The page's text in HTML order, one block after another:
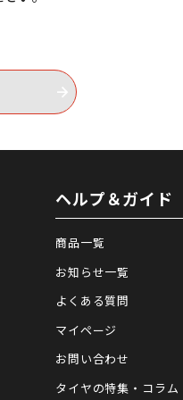
ヘルプ＆ガイド
商品一覧
お知らせ一覧
よくある質問
マイページ
お問い合わせ
タイヤの特集・コラム